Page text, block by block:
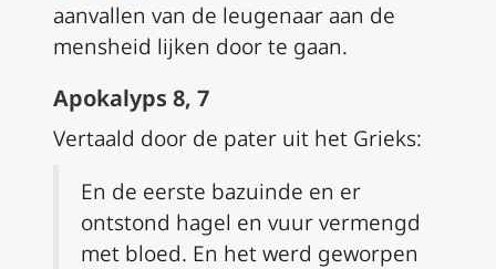
aanvallen van de leugenaar aan de
mensheid lijken door te gaan.
Apokalyps 8, 7
Vertaald door de pater uit het Grieks:
En de eerste bazuinde en er
ontstond hagel en vuur vermengd
met bloed. En het werd geworpen